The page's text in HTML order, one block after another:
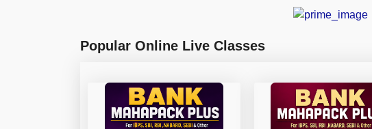
Popular Online Live Classes